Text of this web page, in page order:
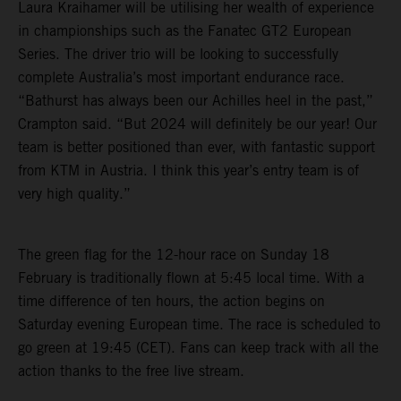
Laura Kraihamer will be utilising her wealth of experience
in championships such as the Fanatec GT2 European
Series. The driver trio will be looking to successfully
complete Australia’s most important endurance race.
“Bathurst has always been our Achilles heel in the past,”
Crampton said. “But 2024 will definitely be our year! Our
team is better positioned than ever, with fantastic support
from KTM in Austria. I think this year’s entry team is of
very high quality.”
The green flag for the 12-hour race on Sunday 18
February is traditionally flown at 5:45 local time. With a
time difference of ten hours, the action begins on
Saturday evening European time. The race is scheduled to
go green at 19:45 (CET). Fans can keep track with all the
action thanks to the free live stream.